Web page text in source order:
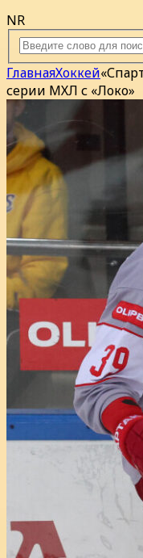
NR
ГлавнаяХоккей
серии МХЛ с «Локо»